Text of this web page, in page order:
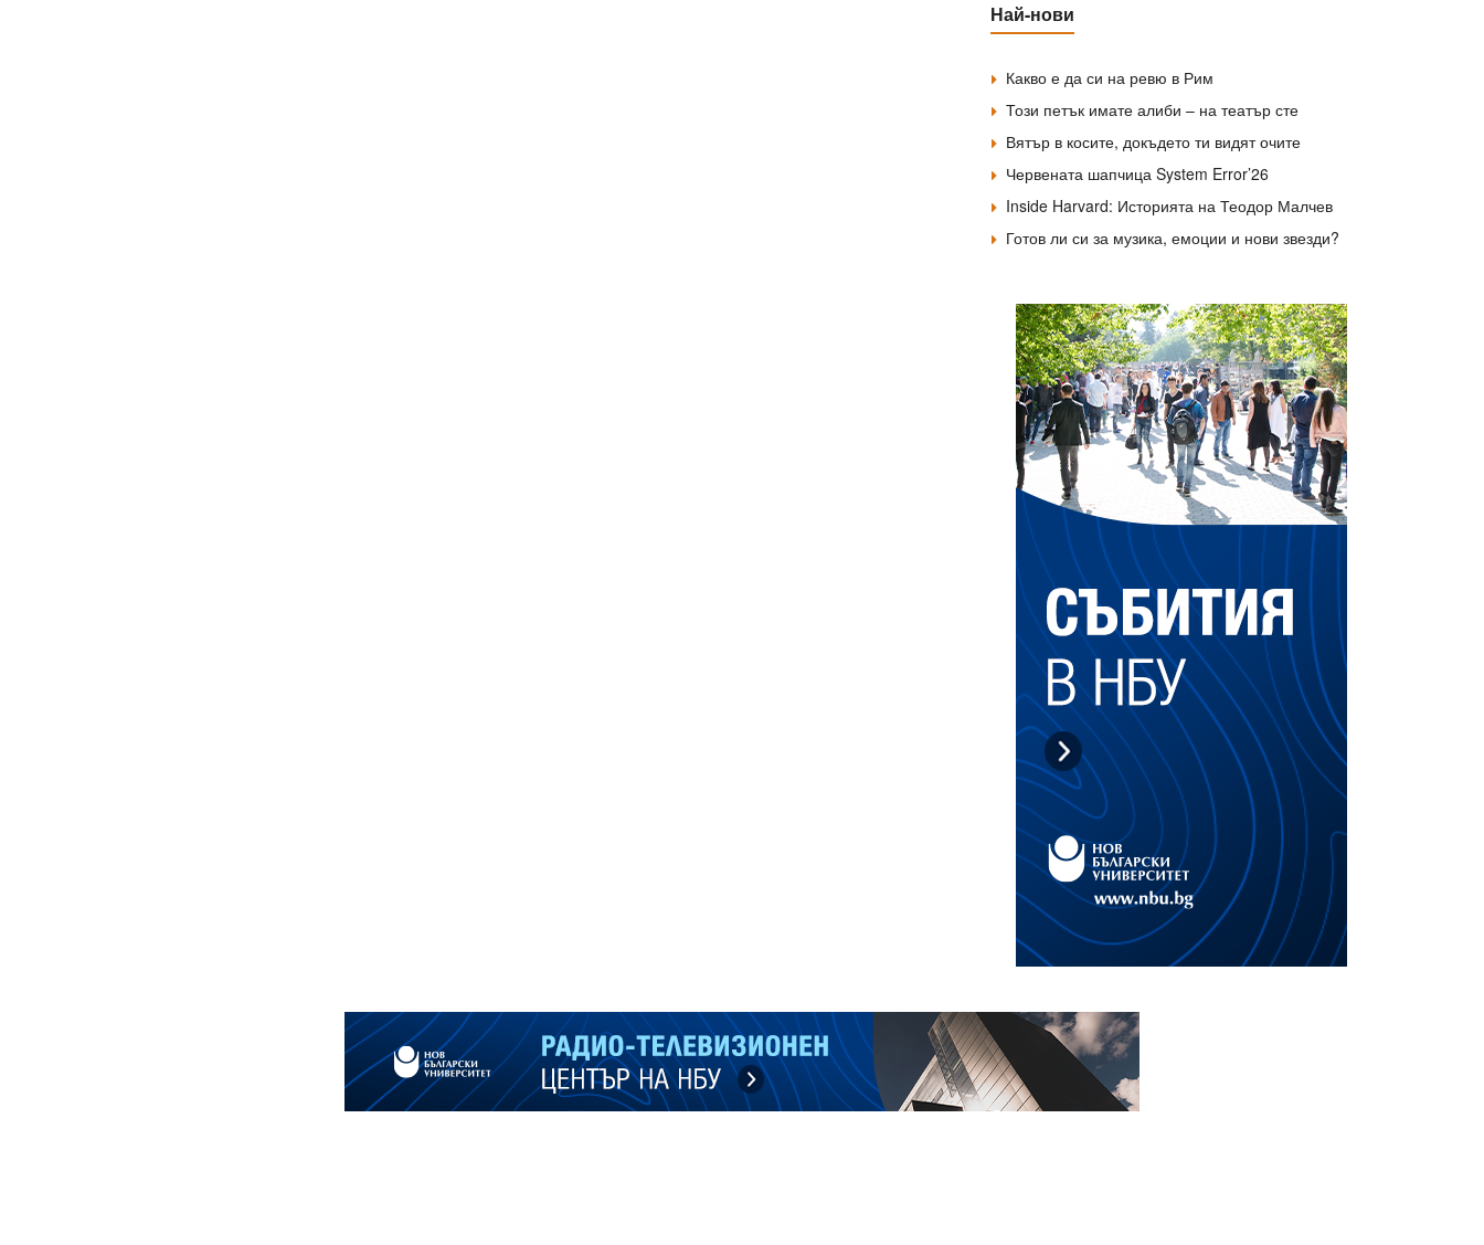
Най-нови
Какво е да си на ревю в Рим
Този петък имате алиби – на театър сте
Вятър в косите, докъдето ти видят очите
Червената шапчица System Error’26
Inside Harvard: Историята на Теодор Малчев
Готов ли си за музика, емоции и нови звезди?